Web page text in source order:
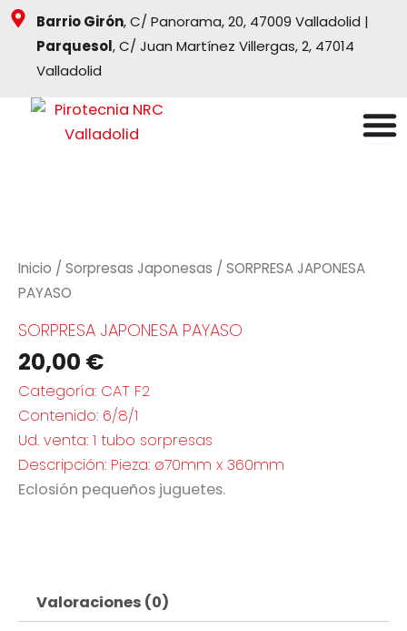
contenido
Barrio Girón, C/ Panorama, 20, 47009 Valladolid |
Parquesol, C/ Juan Martínez Villergas, 2, 47014
Valladolid
Inicio / Sorpresas Japonesas / SORPRESA JAPONESA
PAYASO
SORPRESA JAPONESA PAYASO
20,00 €
Categoría: CAT F2
Contenido: 6/8/1
Ud. venta: 1 tubo sorpresas
Descripción: Pieza: ø70mm x 360mm
Eclosión pequeños juguetes.
Valoraciones (0)